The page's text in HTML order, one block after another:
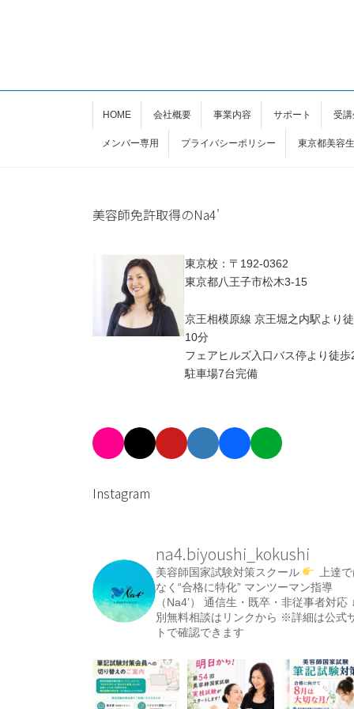
HOME 会社概要 事業内容 サポート 受
メンバー専用 プライバシーポリシー 東京都美容
美容師免許取得のNa4'
東京校：〒192-0362
東京都八王子市松木3-15
京王相模原線 京王堀之内駅より
10分
フェアヒルズ入口バス停より徒歩
駐車場7台完備
Instagram
na4.biyoushi_kokushi
美容師国家試験対策スクール
上達
なく“合格に特化” マンツーマン指導
（Na4’）
通信生・既卒・非従事者対応
別無料相談はリンクから ※詳細は公式
トで確認できます